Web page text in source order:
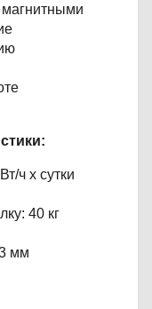
магнитными
ч х сутки
40 кг
мм